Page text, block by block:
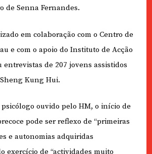
de Senna Fernandes.
em colaboração com o Centro de
e com o apoio do Instituto de Acção
entrevistas de 207 jovens assistidos
Kung Hui.
psicólogo ouvido pelo HM, o início de
pode ser reflexo de “primeiras
e autonomias adquiridas
exercício de “actividades muito